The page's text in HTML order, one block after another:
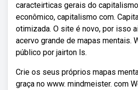
caracteirticas gerais do
econômico, capitalismo com.
otimizada. O site é novo, por isso
acervo grande de mapas mentais.
público por jairton ls.
Crie os seus próprios mapas
graça no www. mindmeister. com